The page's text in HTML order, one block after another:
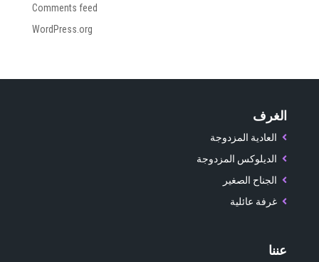
Comments feed
WordPress.org
الغرف
العادية المزدوجة
الديلوكس المزدوجة
الجناح الصغير
غرفة عائلية
عننا